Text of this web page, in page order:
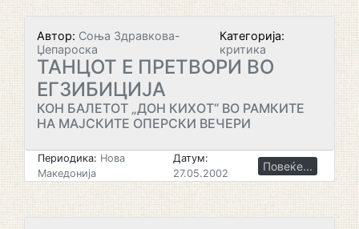
Автор: Соња Здравкова-
Џепароска
Категорија:
критика
ТАНЦОТ Е ПРЕТВОРИ ВО
ЕГЗИБИЦИЈА
КОН БАЛЕТОТ „ДОН КИХОТ“ ВО РАМКИТЕ
НА МАЈСКИТЕ ОПЕРСКИ ВЕЧЕРИ
Периодика: Нова
Македонија
Датум:
27.05.2002
Повеќе...